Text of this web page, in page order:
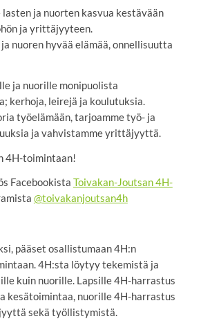
ja nuorten kasvua kestävään
ja yrittäjyyteen.
nuoren hyvää elämää, onnellisuutta
ja nuorille monipuolista
kerhoja, leirejä ja koulutuksia.
työelämään, tarjoamme työ- ja
ja vahvistamme yrittäjyyttä.
4H-toimintaan!
Facebookista Toivakan-Joutsan 4H-
@toivakanjoutsan4h
pääset osallistumaan 4H:n
4H:sta löytyy tekemistä ja
kuin nuorille. Lapsille 4H-harrastus
kesätoimintaa, nuorille 4H-harrastus
sekä työllistymistä.